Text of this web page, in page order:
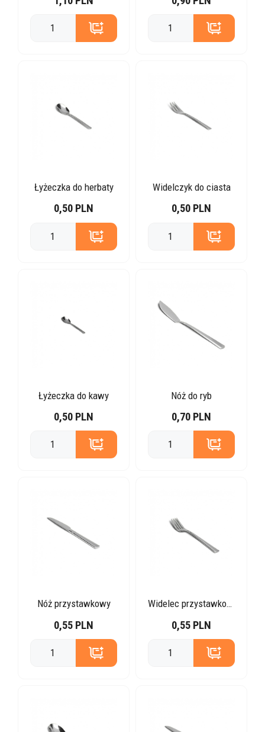
Łyżeczka do herbaty
0,50 PLN
Widelczyk do ciasta
0,50 PLN
Łyżeczka do kawy
0,50 PLN
Nóż do ryb
0,70 PLN
Nóż przystawkowy
0,55 PLN
Widelec przystawkowy
0,55 PLN